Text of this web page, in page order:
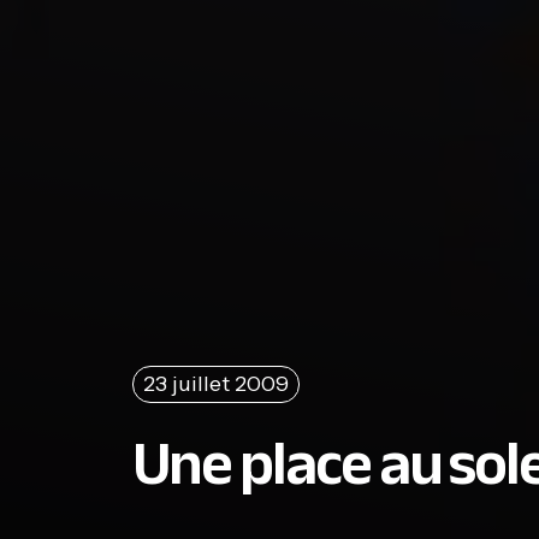
23 juillet 2009
Une place au